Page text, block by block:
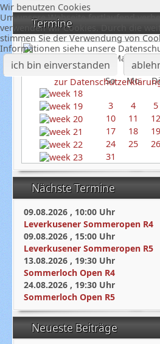
Termine
Mai 2026
So
Mo Di
3
4 5
10
11 12
17
18 19
24
25 26
31
Nächste Termine
09.08.2026 , 10:00 Uhr
Leverkusener Sommeropen R4
09.08.2026 , 15:00 Uhr
Leverkusener Sommeropen R5
13.08.2026 , 19:30 Uhr
Sommerloch Open R4
24.08.2026 , 19:30 Uhr
Sommerloch Open R5
Neueste Beiträge
Wir benutzen Cookies
Um unsere Webseite fortlaufend
verwenden wir Cookies. Durch die
stimmen Sie der Verwendung von
Informationen siehe unsere
ich bin einverstanden
zur